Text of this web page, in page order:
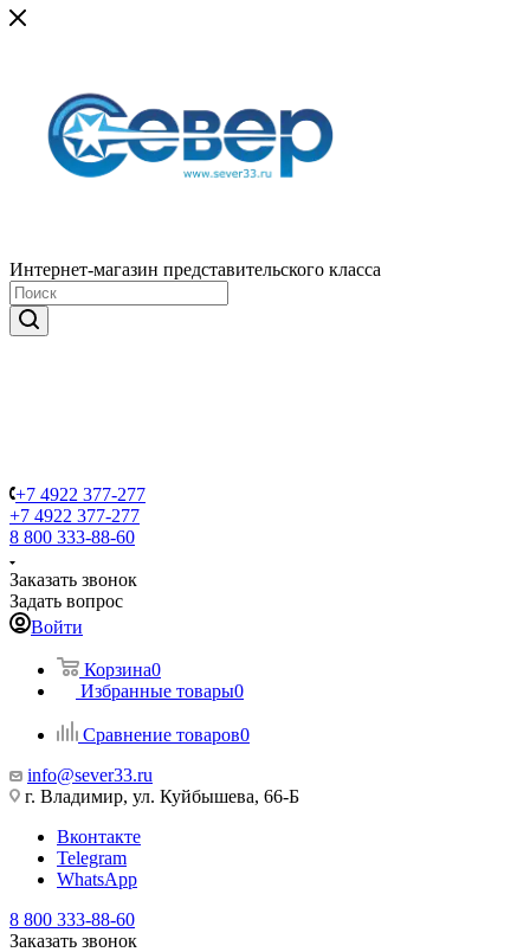
Интернет-магазин представительского класса
+7 4922 377-277
+7 4922 377-277
8 800 333-88-60
Заказать звонок
Задать вопрос
Войти
Корзина0
Избранные товары0
Сравнение товаров0
info@sever33.ru
г. Владимир, ул. Куйбышева, 66-Б
Вконтакте
Telegram
WhatsApp
8 800 333-88-60
Заказать звонок